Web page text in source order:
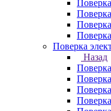
Поверка
Назад